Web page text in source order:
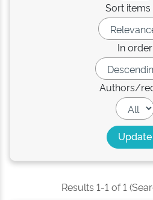
Sort
In order
Authors/
Results 1-1 of 1